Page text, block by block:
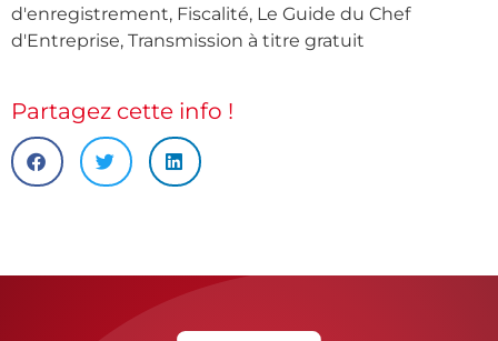
d'enregistrement, Fiscalité, Le Guide du Chef
d'Entreprise, Transmission à titre gratuit
Partagez cette info !